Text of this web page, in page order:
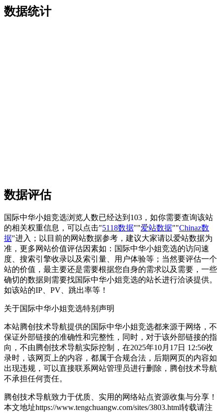
数据统计
数据评估
国际中华小姐竞选浏览人数已经达到103，如你需要查询该站
的相关权重信息，可以点击"5118数据""爱站数据""Chinaz数
据"进入；以目前的网站数据参考，建议大家请以爱站数据为
准，更多网站价值评估因素如：国际中华小姐竞选的访问速
度、搜索引擎收录以及索引量、用户体验等；当然要评估一个
站的价值，最主要还是需要根据您自身的需求以及需要，一些
确切的数据则需要找国际中华小姐竞选的站长进行洽谈提供。
如该站的IP、PV、跳出率等！
关于国际中华小姐竞选特别声明
本站腾创技术导航提供的国际中华小姐竞选都来源于网络，不
保证外部链接的准确性和完整性，同时，对于该外部链接的指
向，不由腾创技术导航实际控制，在2025年10月17日 12:56收
录时，该网页上的内容，都属于合规合法，后期网页的内容如
出现违规，可以直接联系网站管理员进行删除，腾创技术导航
不承担任何责任。
腾创技术导航致力于优质、实用的网络站点资源收集与分享！
本文地址https://www.tengchuangw.com/sites/3803.html转载请注